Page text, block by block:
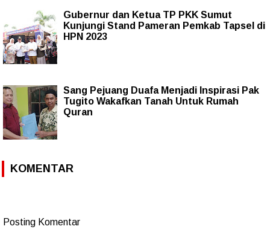
Gubernur dan Ketua TP PKK Sumut
Kunjungi Stand Pameran Pemkab Tapsel di
HPN 2023
Sang Pejuang Duafa Menjadi Inspirasi Pak
Tugito Wakafkan Tanah Untuk Rumah
Quran
KOMENTAR
Posting Komentar